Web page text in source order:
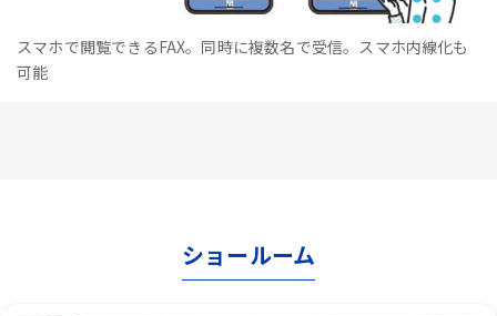
スマホで閲覧できるFAX。同時に複数名で受信。スマホ内線化も
可能
ショールーム